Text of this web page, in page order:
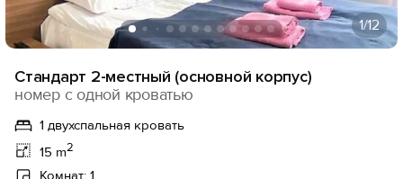
1/12
Стандарт 2-местный (основной корпус)
номер с одной кроватью
1 двухспальная кровать
15 m2
Комнат: 1